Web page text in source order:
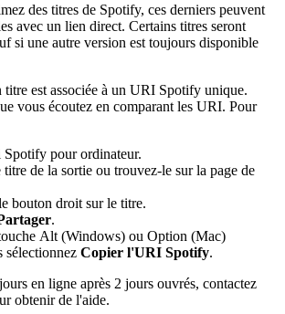
des titres de Spotify, ces derniers peuvent
avec un lien direct. Certains titres seront
si une autre version est toujours disponible
est associée à un URI Spotify unique.
vous écoutez en comparant les URI. Pour
pour ordinateur.
titre de la sortie ou trouvez-le sur la page de
bouton droit sur le titre.
.
Alt (Windows) ou Option (Mac)
sélectionnez Copier l'URI Spotify.
en ligne après 2 jours ouvrés, contactez
obtenir de l'aide.